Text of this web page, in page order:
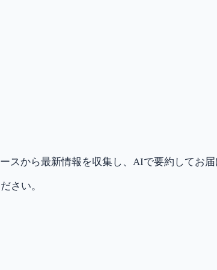
から最新情報を収集し、AIで要約してお届
さい。